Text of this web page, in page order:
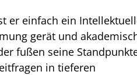
er einfach ein
gerät und
fußen seine
in tieferen